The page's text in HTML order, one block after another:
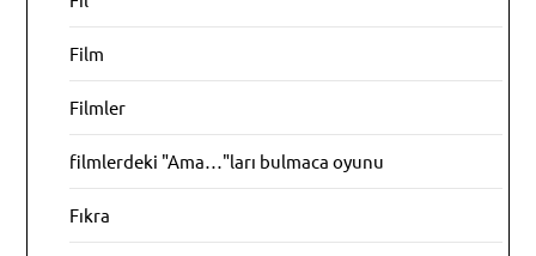
Film
Filmler
filmlerdeki "Ama…"ları bulmaca oyunu
Fıkra